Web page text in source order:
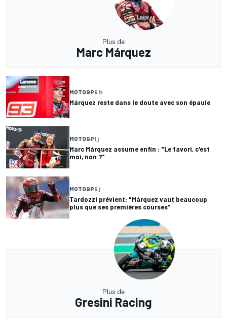
Plus de
Marc Márquez
MOTOGP9 h
Márquez reste dans le doute avec son épaule
MOTOGP1 j
Marc Márquez assume enfin : "Le favori, c'est
moi, non ?"
MOTOGP9 j
Tardozzi prévient: "Márquez vaut beaucoup
plus que ses premières courses"
Plus de
Gresini Racing